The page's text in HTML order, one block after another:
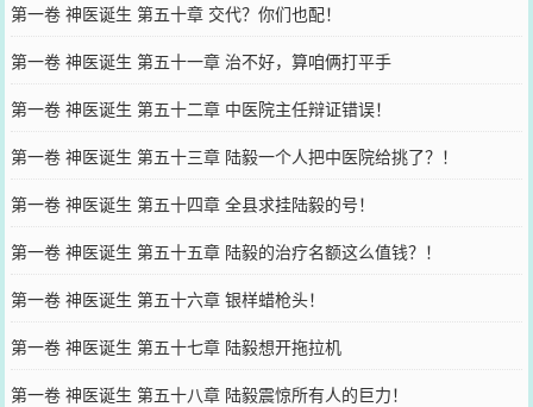
第一卷 神医诞生 第五十章 交代？你们也配！
第一卷 神医诞生 第五十一章 治不好，算咱俩打平手
第一卷 神医诞生 第五十二章 中医院主任辩证错误！
第一卷 神医诞生 第五十三章 陆毅一个人把中医院给挑了？！
第一卷 神医诞生 第五十四章 全县求挂陆毅的号！
第一卷 神医诞生 第五十五章 陆毅的治疗名额这么值钱？！
第一卷 神医诞生 第五十六章 银样蜡枪头！
第一卷 神医诞生 第五十七章 陆毅想开拖拉机
第一卷 神医诞生 第五十八章 陆毅震惊所有人的巨力！